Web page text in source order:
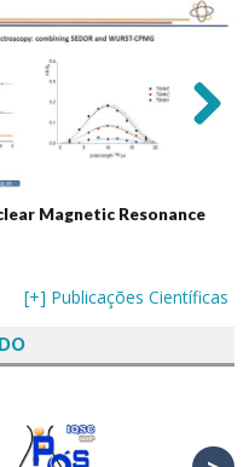
Magnetic Resonance
[+] Publicações Científicas